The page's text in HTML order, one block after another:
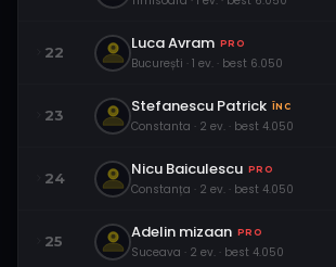
22 Luca Avram PRO
București · 1 ev. · best 6.050
23 Stefanescu Patrick ÎNC
Constanta · 2 ev. · best 4.050
24 Nicu Baiculescu PRO
Constanța · 2 ev. · best 4.050
25 Adelin mizaan PRO
Suceava · 2 ev. · best 4.050